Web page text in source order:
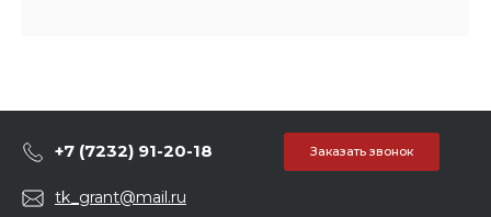
+7 (7232) 91-20-18 Заказать звонок
tk_grant@mail.ru